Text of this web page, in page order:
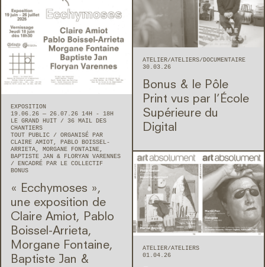
EXPOSITION
19.06.26 — 26.07.26 14H - 18H
LE GRAND HUIT
36 MAIL DES
CHANTIERS
TOUT PUBLIC
ORGANISÉ PAR
CLAIRE AMIOT, PABLO BOISSEL-
ARRIETA, MORGANE FONTAINE,
BAPTISTE JAN & FLORYAN VARENNES
ENCADRÉ PAR LE COLLECTIF
BONUS
« Ecchymoses »,
une exposition de
Claire Amiot, Pablo
Boissel-Arrieta,
Morgane Fontaine,
Baptiste Jan &
ATELIER ATELIERS
DOCUMENTAIRE
30.03.26
Bonus & le Pôle
Print vus par l’École
Supérieure du
Digital
ATELIER ATELIERS
01.04.26